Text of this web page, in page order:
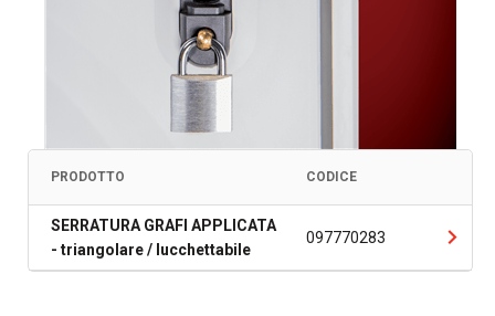
PRODOTTO CODICE
SERRATURA GRAFI APPLICATA
- triangolare / lucchettabile
097770283